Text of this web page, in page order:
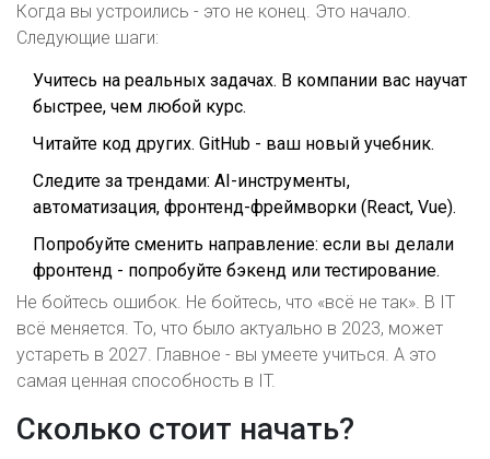
Когда вы устроились - это не конец. Это начало.
Следующие шаги:
Учитесь на реальных задачах. В компании вас научат
быстрее, чем любой курс.
Читайте код других. GitHub - ваш новый учебник.
Следите за трендами: AI-инструменты,
автоматизация, фронтенд-фреймворки (React, Vue).
Попробуйте сменить направление: если вы делали
фронтенд - попробуйте бэкенд или тестирование.
Не бойтесь ошибок. Не бойтесь, что «всё не так». В IT
всё меняется. То, что было актуально в 2023, может
устареть в 2027. Главное - вы умеете учиться. А это
самая ценная способность в IT.
Сколько стоит начать?